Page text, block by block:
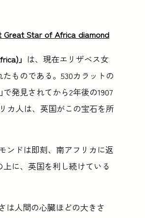
Great Star of Africa diamond
」 は、現在エリザベス女
ものである。530カラットの
発見されてから2年後の1907
カ人は、英国がこの宝石を所
ンドは即刻、南アフリカに返
に、英国を利し続けている
は人間の心臓ほどの大きさ